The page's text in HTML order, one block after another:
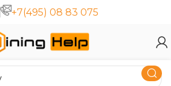
+7(495) 08 83 075